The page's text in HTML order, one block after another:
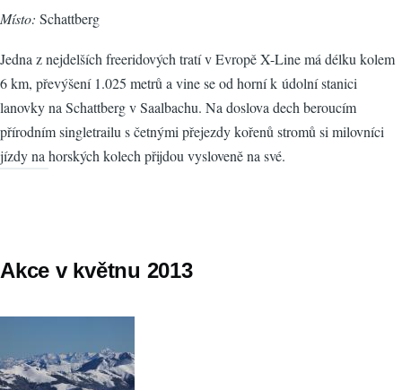
Místo: Schattberg
Jedna z nejdelších freeridových tratí v Evropě X-Line má délku kolem
6 km, převýšení 1.025 metrů a vine se od horní k údolní stanici
lanovky na Schattberg v Saalbachu. Na doslova dech beroucím
přírodním singletrailu s četnými přejezdy kořenů stromů si milovníci
jízdy na horských kolech přijdou vysloveně na své.
Akce v květnu 2013